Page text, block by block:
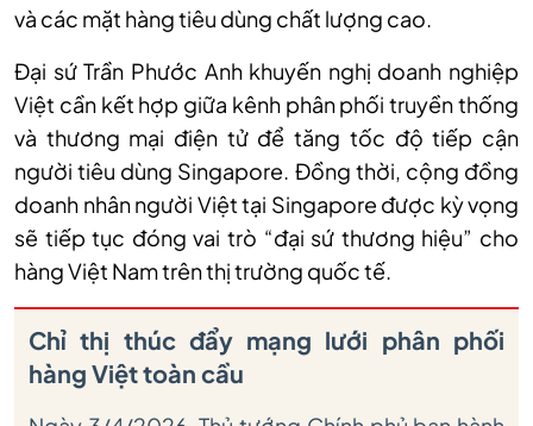
và các mặt hàng tiêu dùng chất lượng cao.
Đại sứ Trần Phước Anh khuyến nghị doanh nghiệp
Việt cần kết hợp giữa kênh phân phối truyền thống
và thương mại điện tử để tăng tốc độ tiếp cận
người tiêu dùng Singapore. Đồng thời, cộng đồng
doanh nhân người Việt tại Singapore được kỳ vọng
sẽ tiếp tục đóng vai trò “đại sứ thương hiệu” cho
hàng Việt Nam trên thị trường quốc tế.
Chỉ thị thúc đẩy mạng lưới phân phối
hàng Việt toàn cầu